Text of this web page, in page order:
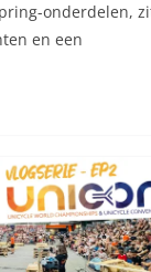
onderdelen,
en een